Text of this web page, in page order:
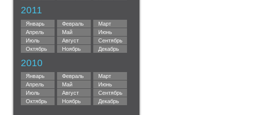
2011
Январь Февраль
Март
Апрель
Май
Июнь
Июль
Август
Сентябрь
Октябрь
Ноябрь Декабрь
2010
Январь Февраль
Март
Апрель
Май
Июнь
Июль
Август
Сентябрь
Октябрь
Ноябрь Декабрь